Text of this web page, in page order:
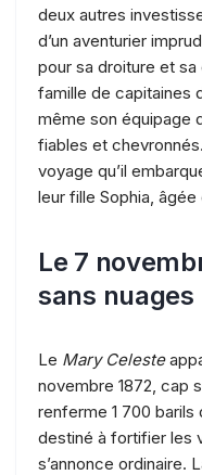
deux autres
d’un aventurier
pour sa droiture et
famille de capitaines
même son équipage
fiables et
voyage qu’il
leur fille Sophia,
Le 7
sans nuages
Le Mary Celeste
novembre 1872, cap
renferme 1 700 barils
destiné à fortifier les
s’annonce ordinaire.